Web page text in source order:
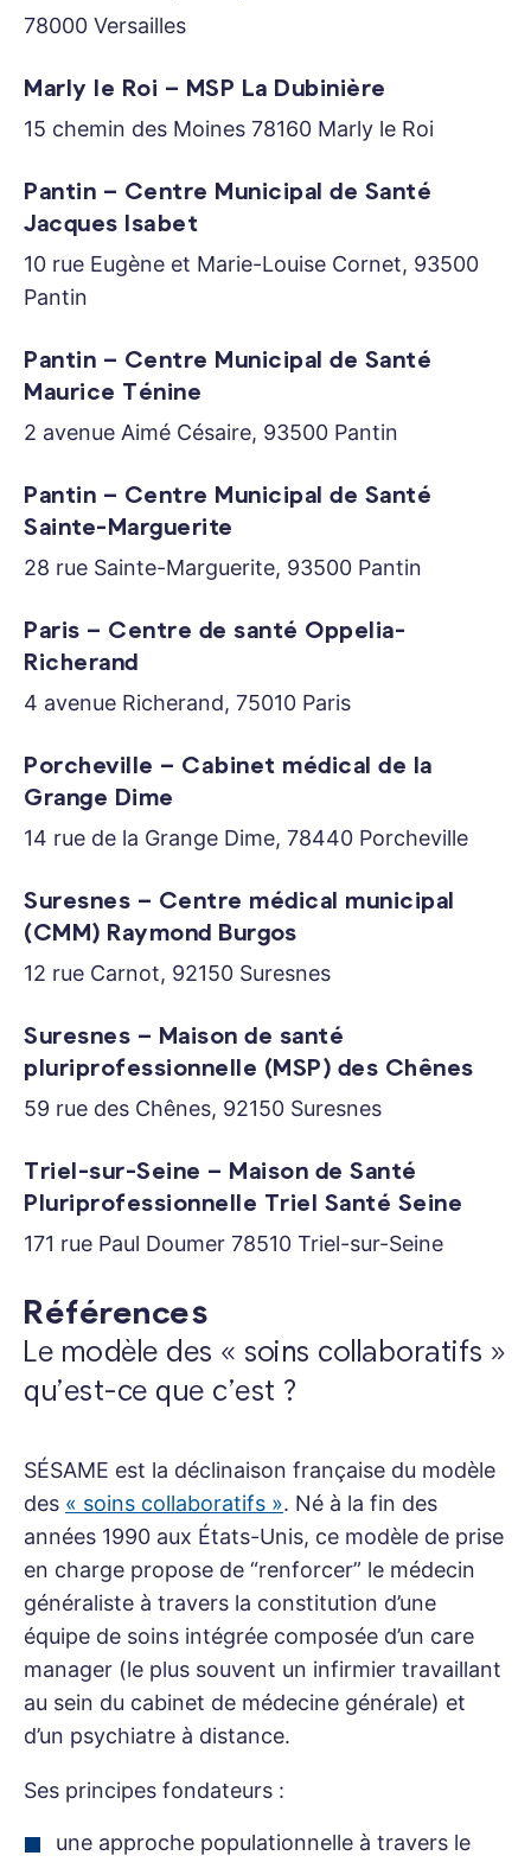
78000 Versailles
Marly le Roi – MSP La Dubinière
15 chemin des Moines 78160 Marly le Roi
Pantin – Centre Municipal de Santé
Jacques Isabet
10 rue Eugène et Marie-Louise Cornet, 93500
Pantin
Pantin – Centre Municipal de Santé
Maurice Ténine
2 avenue Aimé Césaire, 93500 Pantin
Pantin – Centre Municipal de Santé
Sainte-Marguerite
28 rue Sainte-Marguerite, 93500 Pantin
Paris – Centre de santé Oppelia-
Richerand
4 avenue Richerand, 75010 Paris
Porcheville – Cabinet médical de la
Grange Dime
14 rue de la Grange Dime, 78440 Porcheville
Suresnes – Centre médical municipal
(CMM) Raymond Burgos
12 rue Carnot, 92150 Suresnes
Suresnes – Maison de santé
pluriprofessionnelle (MSP) des Chênes
59 rue des Chênes, 92150 Suresnes
Triel-sur-Seine – Maison de Santé
Pluriprofessionnelle Triel Santé Seine
171 rue Paul Doumer 78510 Triel-sur-Seine
Références
Le modèle des « soins collaboratifs »
qu’est-ce que c’est ?
SÉSAME est la déclinaison française du modèle
des « soins collaboratifs ». Né à la fin des
années 1990 aux États-Unis, ce modèle de prise
en charge propose de “renforcer” le médecin
généraliste à travers la constitution d’une
équipe de soins intégrée composée d’un care
manager (le plus souvent un infirmier travaillant
au sein du cabinet de médecine générale) et
d’un psychiatre à distance.
Ses principes fondateurs :
une approche populationnelle à travers le